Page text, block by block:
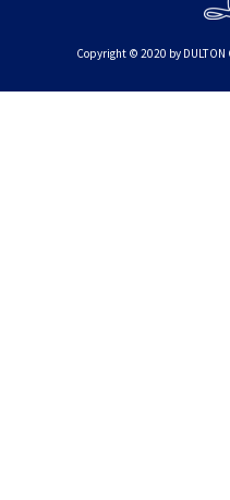
Copyright © 2020 by DULTON